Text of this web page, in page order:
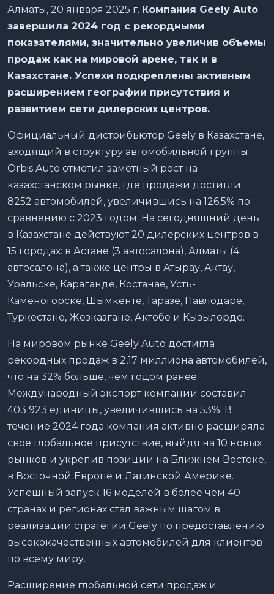
Алматы, 20 января 2025 г. Компания Geely Auto
завершила 2024 год с рекордными
показателями, значительно увеличив объемы
продаж как на мировой арене, так и в
Казахстане. Успехи подкреплены активным
расширением географии присутствия и
развитием сети дилерских центров.
Официальный дистрибьютор Geely в Казахстане,
входящий в структуру автомобильной группы
Orbis Auto отметил заметный рост на
казахстанском рынке, где продажи достигли
8252 автомобилей, увеличившись на 126,5% по
сравнению с 2023 годом. На сегодняшний день
в Казахстане действуют 20 дилерских центров в
15 городах: в Астане (3 автосалона), Алматы (4
автосалона), а также центры в Атырау, Актау,
Уральске, Караганде, Костанае, Усть-
Каменогорске, Шымкенте, Таразе, Павлодаре,
Туркестане, Жезказгане, Актобе и Кызылорде.
На мировом рынке Geely Auto достигла
рекордных продаж в 2,17 миллиона автомобилей,
что на 32% больше, чем годом ранее.
Международный экспорт компании составил
403 923 единицы, увеличившись на 53%. В
течение 2024 года компания активно расширяла
свое глобальное присутствие, выйдя на 10 новых
рынков и укрепив позиции на Ближнем Востоке,
в Восточной Европе и Латинской Америке.
Успешный запуск 16 моделей в более чем 40
странах и регионах стал важным шагом в
реализации стратегии Geely по предоставлению
высококачественных автомобилей для клиентов
по всему миру.
Расширение глобальной сети продаж и